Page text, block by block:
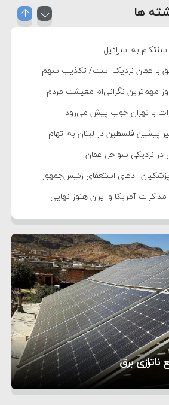
ها
به اسرائیل
با عمان نزدیک است/ تکذیب سهم
مهم‌ترین نگرانی‌ام معیشت مردم
با تهران خوب پیش می‌رود
پیشین فلسطین در لبنان به اتهام
اموال
در نزدیکی سواحل عمان
ادعای استعفای رئیس‌جمهور
محض استآمریکا و ایران هنوز نهایی
ماشین جنگی ما آماده حمله
است
با لغو حمله به ایران
به همتای عربستانی درباره همراهی با
برنامه گسترده‌ای برای پاسخ به
داریمجدید علیه ایران را صادر کرد
متخلف مورد اصابت قرار گرفته و
توافق تاریخی برای خلع سلاح کامل
برق
و صلح» از سینمای ایران؛ روایتی